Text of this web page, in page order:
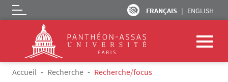
Aller au contenu principal
FRANÇAIS ENGLISH
Logo
Fil d'Ariane
Accueil Recherche Recherche/focus